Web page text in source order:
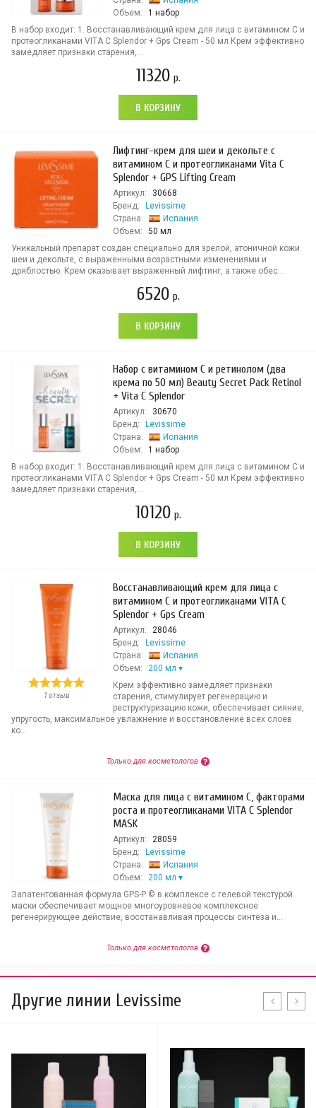
Объем:
1 набор
В набор входит: 1. Восстанавливающий крем для лица с витамином С и
протеогликанами VITA C Splendor + Gps Cream - 50 мл Крем эффективно
замедляет признаки старения,...
11320 р.
В КОРЗИНУ
Лифтинг-крем для шеи и декольте с
витамином С и протеогликанами Vita C
Splendor + GPS Lifting Cream
Артикул:
30668
Бренд:
Levissime
Страна:
Испания
Объем:
50 мл
Уникальный препарат создан специально для зрелой, атоничной кожи
шеи и декольте, с выраженными возрастными изменениями и
дряблостью. Крем оказывает выраженный лифтинг, а также обес...
6520 р.
В КОРЗИНУ
Набор с витамином С и ретинолом (два
крема по 50 мл) Beauty Secret Pack Retinol
+ Vita C Splendor
Артикул:
30670
Бренд:
Levissime
Страна:
Испания
Объем:
1 набор
В набор входит: 1. Восстанавливающий крем для лица с витамином С и
протеогликанами VITA C Splendor + Gps Cream - 50 мл Крем эффективно
замедляет признаки старения,...
10120 р.
В КОРЗИНУ
1 отзыв
Восстанавливающий крем для лица с
витамином С и протеогликанами VITA C
Splendor + Gps Cream
Артикул:
28046
Бренд:
Levissime
Страна:
Испания
Объем:
200 мл
Крем эффективно замедляет признаки
старения, стимулирует регенерацию и
реструктуризацию кожи, обеспечивает сияние,
упругость, максимальное увлажнение и восстановление всех слоев
ко...
Только для косметологов
Маска для лица с витамином С, факторами
роста и протеогликанами VITA C Splendor
MASK
Артикул:
28059
Бренд:
Levissime
Страна:
Испания
Объем:
200 мл
Запатентованная формула GPS-Р © в комплексе с гелевой текстурой
маски обеспечивает мощное многоуровневое комплексное
регенерирующее действие, восстанавливая процессы синтеза и...
Только для косметологов
Другие линии Levissime